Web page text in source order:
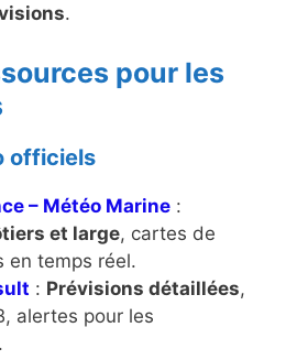
.
pour les
officiels
– Météo Marine :
et large, cartes de
en temps réel.
: Prévisions détaillées,
alertes pour les